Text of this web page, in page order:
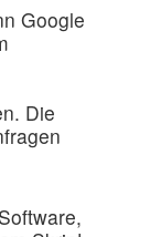
Google
Die